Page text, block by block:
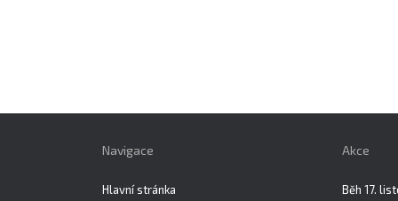
Navigace
Hlavní stránka
Akce
Běh 17.